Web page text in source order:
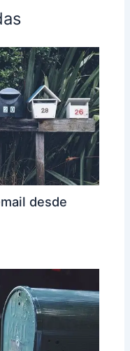
desde